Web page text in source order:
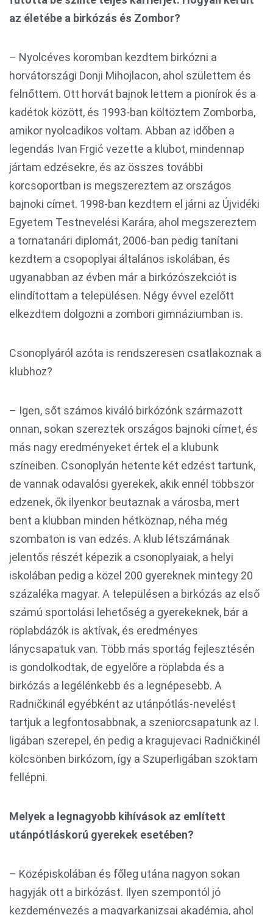
az életébe a birkózás és Zombor?
– Nyolcéves koromban kezdtem birkózni a
horvátországi Donji Mihojlacon, ahol születtem és
felnőttem. Ott horvát bajnok lettem a pionírok és a
kadétok között, és 1993-ban költöztem Zomborba,
amikor nyolcadikos voltam. Abban az időben a
legendás Ivan Frgić vezette a klubot, mindennap
jártam edzésekre, és az összes további
korcsoportban is megszereztem az országos
bajnoki címet. 1998-ban kezdtem el járni az Újvidéki
Egyetem Testnevelési Karára, ahol megszereztem
a tornatanári diplomát, 2006-ban pedig tanítani
kezdtem a csopoplyai általános iskolában, és
ugyanabban az évben már a birkózószekciót is
elindítottam a településen. Négy évvel ezelőtt
elkezdtem dolgozni a zombori gimnáziumban is.
Csonoplyáról azóta is rendszeresen csatlakoznak a
klubhoz?
– Igen, sőt számos kiváló birkózónk származott
onnan, sokan szereztek országos bajnoki címet, és
más nagy eredményeket értek el a klubunk
színeiben. Csonoplyán hetente két edzést tartunk,
de vannak odavalósi gyerekek, akik ennél többször
edzenek, ők ilyenkor beutaznak a városba, mert
bent a klubban minden hétköznap, néha még
szombaton is van edzés. A klub létszámának
jelentős részét képezik a csonoplyaiak, a helyi
iskolában pedig a közel 200 gyereknek mintegy 20
százaléka magyar. A településen a birkózás az első
számú sportolási lehetőség a gyerekeknek, bár a
röplabdázók is aktívak, és eredményes
lánycsapatuk van. Több más sportág fejlesztésén
is gondolkodtak, de egyelőre a röplabda és a
birkózás a legélénkebb és a legnépesebb. A
Radničkinál egyébként az utánpótlás-nevelést
tartjuk a legfontosabbnak, a szeniorcsapatunk az I.
ligában szerepel, én pedig a kragujevaci Radničkinél
kölcsönben birkózom, így a Szuperligában szoktam
fellépni.
Melyek a legnagyobb kihívások az említett
utánpótláskorú gyerekek esetében?
– Középiskolában és főleg utána nagyon sokan
hagyják ott a birkózást. Ilyen szempontól jó
kezdeményezés a magyarkanizsai akadémia, ahol